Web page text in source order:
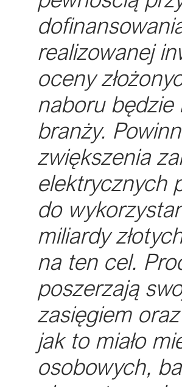
realizowanej
oceny
naboru będzie
branży.
zwiększenia
elektrycznych
do
miliardy
na ten cel.
poszerzają
zasięgiem
jak to miało
osobowych,